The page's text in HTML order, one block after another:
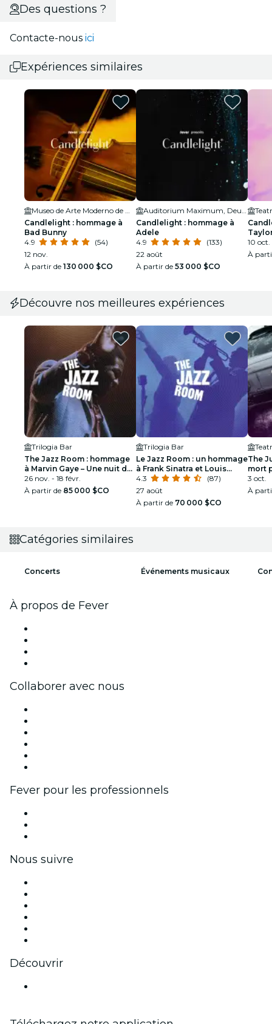
Des questions ?
Contacte-nous ici
Expériences similaires
Candlelight : hommage à
Bad Bunny
4.9
(54)
12 nov.
À partir de 130 000 $CO
Candlelight : hommage à
Adele
4.9
(133)
22 août
À partir de 53 000 $CO
10 oct.
À
Découvre nos meilleures expériences
Trilogia Bar
The Jazz Room : hommage
à Marvin Gaye – Une nuit de
soul
26 nov. - 18 févr.
À partir de 85 000 $CO
Trilogia Bar
Le Jazz Room : un hommage
à Frank Sinatra et Louis
Armstrong
4.3
(87)
27 août
À partir de 70 000 $CO
The
mort
prix ?
3 oct.
À
Catégories similaires
Concerts Événements musicaux
À propos de Fever
Collaborer avec nous
Fever pour les professionnels
Nous suivre
Découvrir